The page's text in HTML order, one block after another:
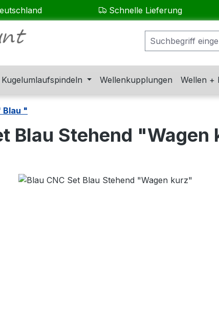
Schnelle Lieferung
Kugelumlaufspindeln Wellenkupplungen Wellen +
Blau "
Blau Stehend "Wagen